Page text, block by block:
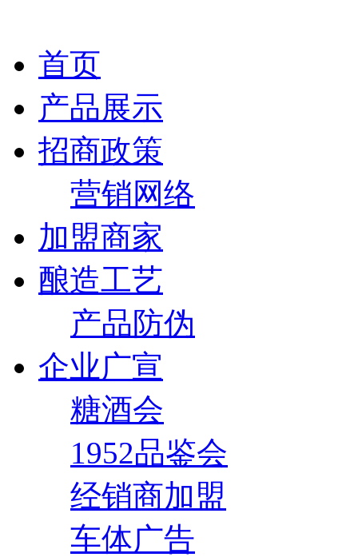
首页
产品展示
招商政策
营销网络
加盟商家
酿造工艺
产品防伪
企业广宣
糖酒会
1952品鉴会
经销商加盟
车体广告